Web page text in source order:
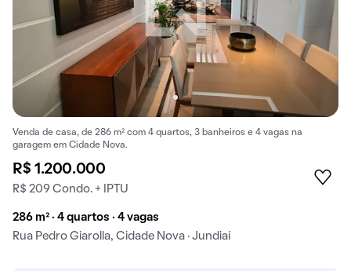
Venda de casa, de 286 m² com 4 quartos, 3 banheiros e 4 vagas na
garagem em Cidade Nova.
R$ 1.200.000
R$ 209 Condo. + IPTU
286 m² · 4 quartos · 4 vagas
Rua Pedro Giarolla, Cidade Nova · Jundiaí